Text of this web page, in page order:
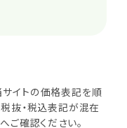
イトの価格表記を順
抜・税込表記が混在
ご確認ください。